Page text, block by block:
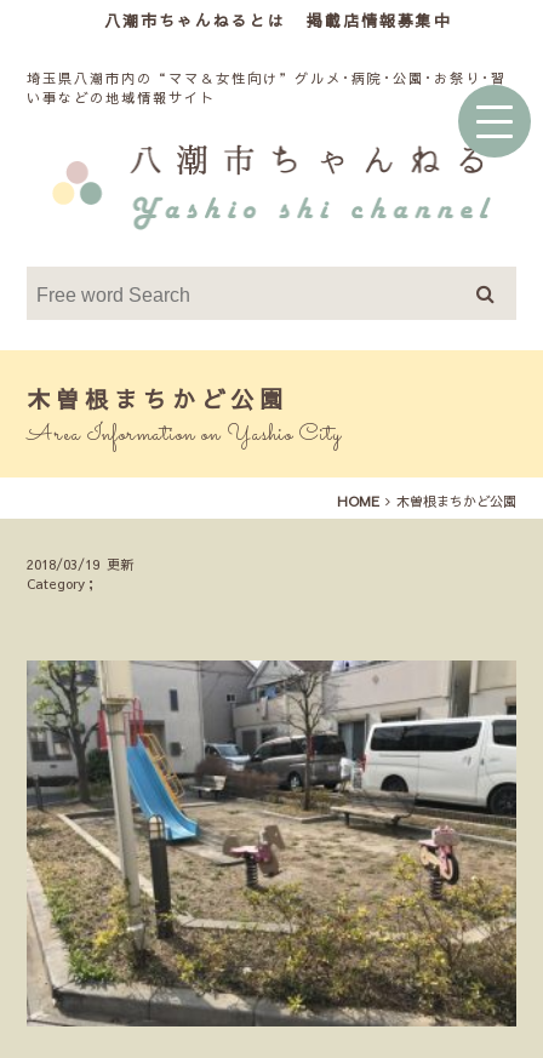
八潮市ちゃんねるとは 掲載店情報募集中
埼玉県八潮市内の“ママ＆女性向け”グルメ･病院･公園･お祭り･習
い事などの地域情報サイト
木曽根まちかど公園
Area Information on Yashio City
HOME 木曽根まちかど公園
2018/03/19 更新
Category；